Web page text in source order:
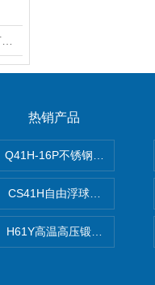
热销产品
Q41H-16P不锈钢硬密封球阀
CS41H自由浮球式蒸汽疏水
H61Y高温高压锻钢止回阀